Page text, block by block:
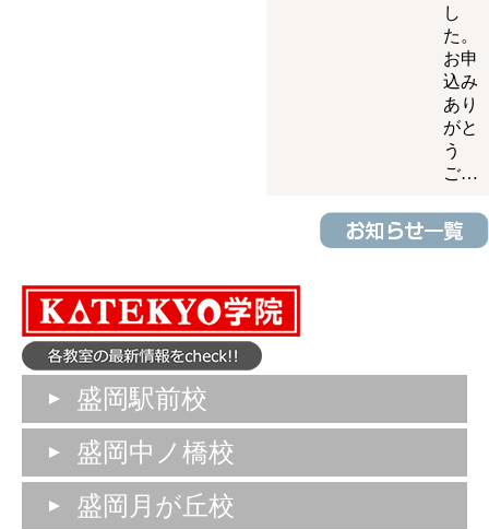
し
た。
お申
込み
あり
がと
う
ご…
盛岡駅前校
盛岡中ノ橋校
盛岡月が丘校